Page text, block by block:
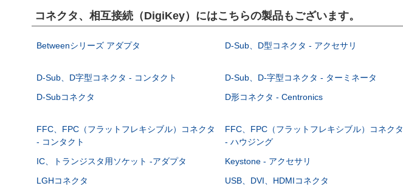
コネクタ、相互接続（DigiKey）にはこちらの製品もございます。
Betweenシリーズ アダプタ D-Sub、D型コネクタ - アクセサリ
D-Sub、D字型コネクタ - コンタクト D-Sub、D-字型コネクタ - ターミネータ
D-Subコネクタ
D形コネクタ - Centronics
FFC、FPC（フラットフレキシブル）コネクタ
- コンタクト
FFC、FPC（フラットフレキシブル）コネクタ
- ハウジング
IC、トランジスタ用ソケット -アダプタ Keystone - アクセサリ
LGHコネクタ
USB、DVI、HDMIコネクタ